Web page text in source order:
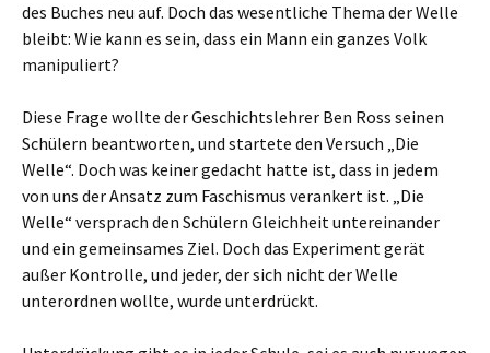
des Buches neu auf. Doch das wesentliche Thema der Welle
bleibt: Wie kann es sein, dass ein Mann ein ganzes Volk
manipuliert?
Diese Frage wollte der Geschichtslehrer Ben Ross seinen
Schülern beantworten, und startete den Versuch „Die
Welle“. Doch was keiner gedacht hatte ist, dass in jedem
von uns der Ansatz zum Faschismus verankert ist. „Die
Welle“ versprach den Schülern Gleichheit untereinander
und ein gemeinsames Ziel. Doch das Experiment gerät
außer Kontrolle, und jeder, der sich nicht der Welle
unterordnen wollte, wurde unterdrückt.